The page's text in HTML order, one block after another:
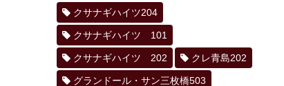
クサナギハイツ204
クサナギハイツ 101
クサナギハイツ 202 クレ青島202
グランドール・サン三枚橋503